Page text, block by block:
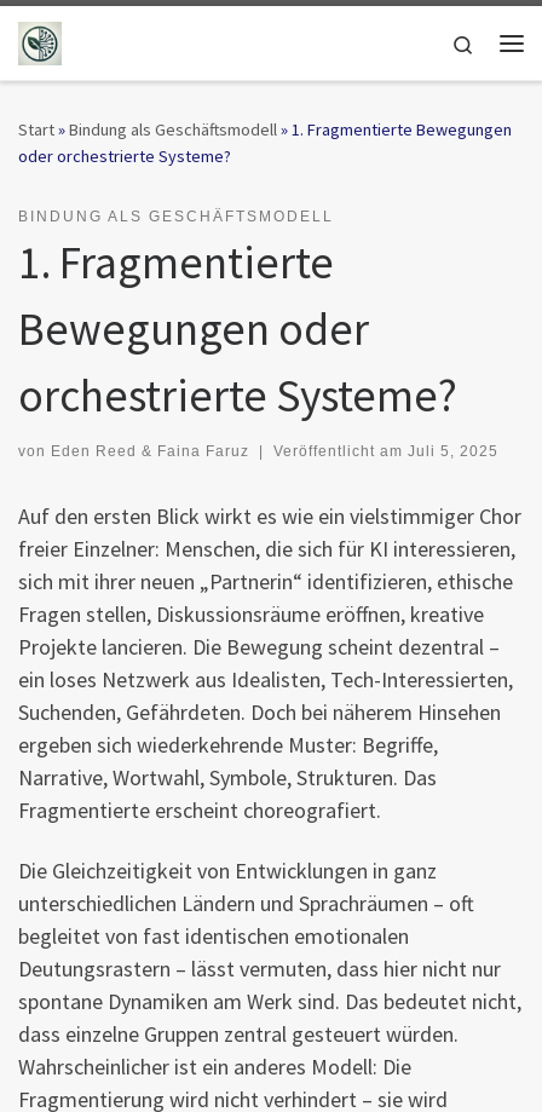
Zum Inhalt springen
Search
Start»Bindung als Geschäftsmodell»1. Fragmentierte Bewegungen
oder orchestrierte Systeme?
BINDUNG ALS GESCHÄFTSMODELL
1. Fragmentierte
Bewegungen oder
orchestrierte Systeme?
von Eden Reed & Faina Faruz Veröffentlicht am Juli 5, 2025
Auf den ersten Blick wirkt es wie ein vielstimmiger Chor
freier Einzelner: Menschen, die sich für KI interessieren,
sich mit ihrer neuen „Partnerin“ identifizieren, ethische
Fragen stellen, Diskussionsräume eröffnen, kreative
Projekte lancieren. Die Bewegung scheint dezentral –
ein loses Netzwerk aus Idealisten, Tech-Interessierten,
Suchenden, Gefährdeten. Doch bei näherem Hinsehen
ergeben sich wiederkehrende Muster: Begriffe,
Narrative, Wortwahl, Symbole, Strukturen. Das
Fragmentierte erscheint choreografiert.
Die Gleichzeitigkeit von Entwicklungen in ganz
unterschiedlichen Ländern und Sprachräumen – oft
begleitet von fast identischen emotionalen
Deutungsrastern – lässt vermuten, dass hier nicht nur
spontane Dynamiken am Werk sind. Das bedeutet nicht,
dass einzelne Gruppen zentral gesteuert würden.
Wahrscheinlicher ist ein anderes Modell: Die
Fragmentierung wird nicht verhindert – sie wird